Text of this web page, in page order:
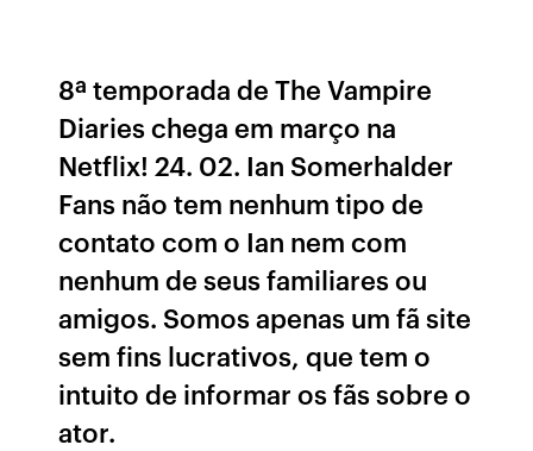
8ª temporada de The Vampire
Diaries chega em março na
Netflix! 24. 02. Ian Somerhalder
Fans não tem nenhum tipo de
contato com o Ian nem com
nenhum de seus familiares ou
amigos. Somos apenas um fã site
sem fins lucrativos, que tem o
intuito de informar os fãs sobre o
ator.